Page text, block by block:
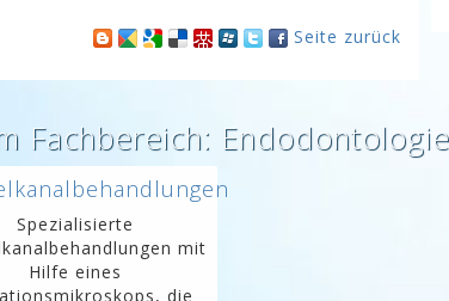
Seite zurück
Fachbereich:
Spezialisierte
mit
Hilfe eines
die